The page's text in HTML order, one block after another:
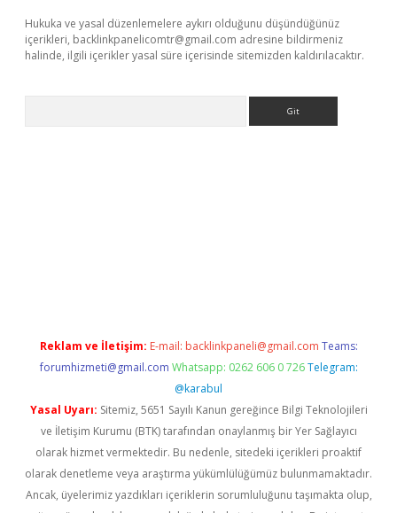
Hukuka ve yasal düzenlemelere aykırı olduğunu düşündüğünüz
içerikleri, backlinkpanelicomtr@gmail.com adresine bildirmeniz
halinde, ilgili içerikler yasal süre içerisinde sitemizden kaldırılacaktır.
Reklam ve İletişim: E-mail: backlinkpaneli@gmail.com Teams:
forumhizmeti@gmail.com Whatsapp: 0262 606 0 726 Telegram:
@karabul
Yasal Uyarı: Sitemiz, 5651 Sayılı Kanun gereğince Bilgi Teknolojileri
ve İletişim Kurumu (BTK) tarafından onaylanmış bir Yer Sağlayıcı
olarak hizmet vermektedir. Bu nedenle, sitedeki içerikleri proaktif
olarak denetleme veya araştırma yükümlülüğümüz bulunmamaktadır.
Ancak, üyelerimiz yazdıkları içeriklerin sorumluluğunu taşımakta olup,